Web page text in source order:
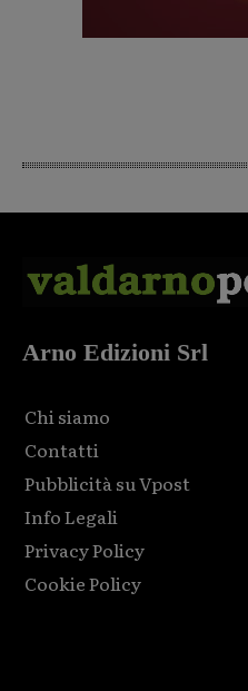
Arno Edizioni Srl
Chi siamo
Contatti
Pubblicità su Vpost
Info Legali
Privacy Policy
Cookie Policy